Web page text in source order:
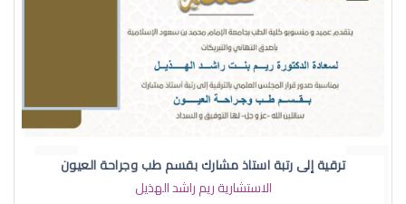
ترقية إلى رتبة استاذ مشارك بقسم طب وجراحة العيون
الاستشارية ريم راشد الهذيل